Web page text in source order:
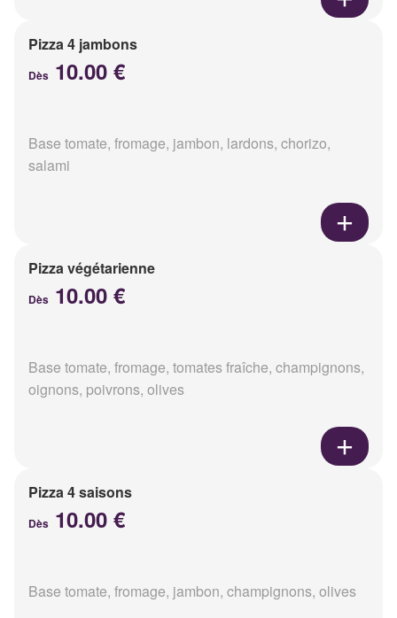
Pizza 4 jambons
Dès 10.00 €
Base tomate, fromage, jambon, lardons, chorizo,
salami
Pizza végétarienne
Dès 10.00 €
Base tomate, fromage, tomates fraîche, champignons,
oignons, poivrons, olives
Pizza 4 saisons
Dès 10.00 €
Base tomate, fromage, jambon, champignons, olives